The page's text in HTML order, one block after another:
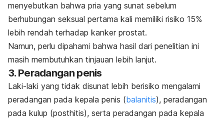
menyebutkan bahwa pria yang sunat sebelum
berhubungan seksual pertama kali memiliki risiko 15%
lebih rendah terhadap kanker prostat.
Namun, perlu dipahami bahwa hasil dari penelitian ini
masih membutuhkan tinjauan lebih lanjut.
3. Peradangan penis
Laki-laki yang tidak disunat lebih berisiko mengalami
peradangan pada kepala penis (balanitis), peradangan
pada kulup (posthitis), serta peradangan pada kepala